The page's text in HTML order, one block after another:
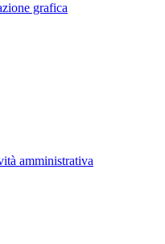
grafica
amministrativa